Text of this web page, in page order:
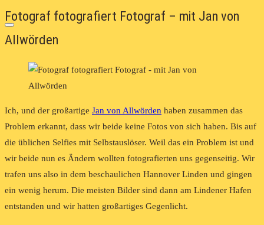
Fotograf fotografiert Fotograf – mit Jan von
Allwörden
Ich, und der großartige Jan von Allwörden haben zusammen das
Problem erkannt, dass wir beide keine Fotos von sich haben. Bis auf
die üblichen Selfies mit Selbstauslöser. Weil das ein Problem ist und
wir beide nun es Ändern wollten fotografierten uns gegenseitig. Wir
trafen uns also in dem beschaulichen Hannover Linden und gingen
ein wenig herum. Die meisten Bilder sind dann am Lindener Hafen
entstanden und wir hatten großartiges Gegenlicht.